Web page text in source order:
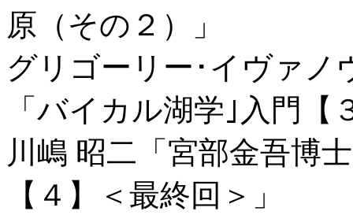
原（その２）」
グリゴーリー･イヴァノ
「バイカル湖学｣入門
川嶋 昭二「宮部金吾博
【４】＜最終回＞」